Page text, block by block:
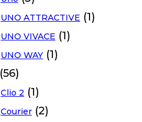
UNO ATTRACTIVE (1)
UNO VIVACE (1)
UNO WAY (1)
(56)
Clio 2 (1)
Courier (2)